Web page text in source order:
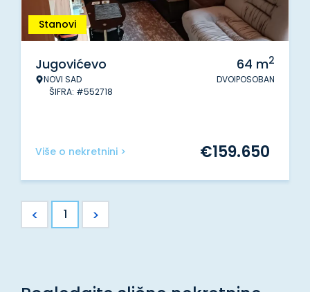
Stanovi
Jugovićevo
NOVI SAD
ŠIFRA: #552718
64 m2
DVOIPOSOBAN
Više o nekretnini > €159.650
< 1 >